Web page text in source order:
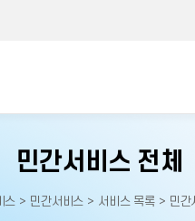
민간서비스 전체
스 > 민간서비스 > 서비스 목록 > 민간